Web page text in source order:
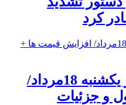
کرد
قیمت طلا و سکه امروز یکشنبه 18مرداد/
و جزئیات